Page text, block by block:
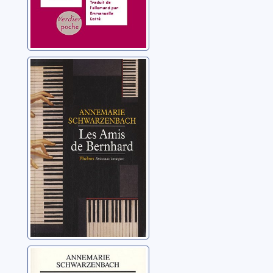
Les amis de
Bernhard: roman
Schwarzenbach,
Annemarie
Lettres à Claude